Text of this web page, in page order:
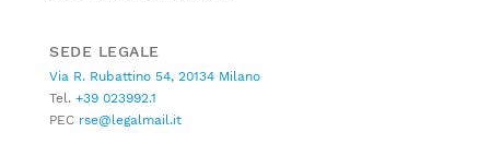
SEDE LEGALE
Via R. Rubattino 54, 20134 Milano
Tel. +39 023992.1
PEC rse@legalmail.it